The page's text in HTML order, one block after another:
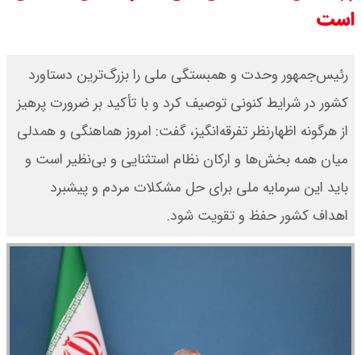
یک ادعا: برخی مالکان اجاره بها را ۶۰
درصد افزایش می دهند
رهبر انقلاب با مسعود پزشکیان دیدار
کرد / درباره مشکلات کشور و تعامل
اقتصادی با طرفهای خارجی گفتگو شد
است
رئیس‌جمهور وحدت و همبستگی ملی را بزرگ‌ترین دستاورد
کشور در شرایط کنونی توصیف کرد و با تأکید بر ضرورت پرهیز
از هرگونه اظهارنظر تفرقه‌انگیز، گفت: امروز هماهنگی و همدلی
میان همه بخش‌ها و ارکان نظام استثنایی و بی‌نظیر است و
باید این سرمایه ملی برای حل مشکلات مردم و پیشبرد
اهداف کشور حفظ و تقویت شود.